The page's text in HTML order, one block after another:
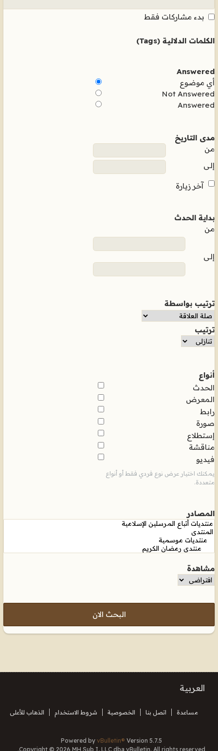
بدء مشاركات فقط
الكلمات الدلالية (Tags)
Answered
أي موضوع
Not Answered
Answered
مدى التاريخ
من
إلى
آخر زيارة
بداية الحدث
من
إلى
ترتيب بواسطة
ترتيب
أنواع
الحدث
المعرض
رابط
صورة
إستطلاع
مناقشة
فيديو
يمكنك اختيار عرض نوع فردي فقط أو أنواع
متعددة.
المصادر
مشاهدة
البحث الان
العربية
مساعدة اتصل بنا الخصوصية شروط الاستخدام الذهاب للأعلى
Powered by vBulletin® Version 5.7.5
Copyright © 2026 MH Sub I, LLC dba vBulletin. All rights reserved.